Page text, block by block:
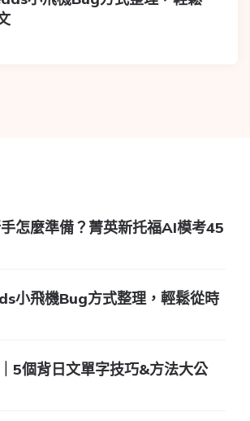
怎麼準備？菁英新托福AI模考45
小飛機Bug方式整理，輕鬆從時
5個背日文單字技巧&方法大公